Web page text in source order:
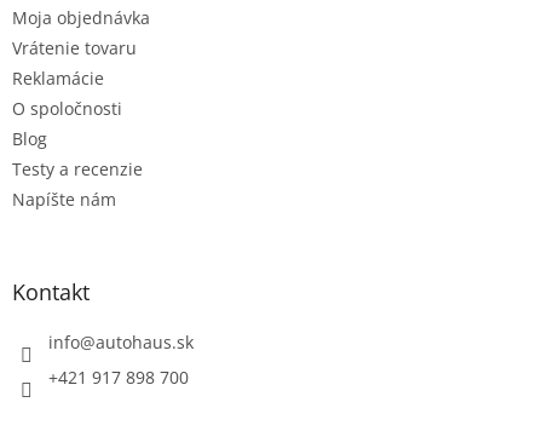
Moja objednávka
Vrátenie tovaru
Reklamácie
O spoločnosti
Blog
Testy a recenzie
Napíšte nám
Kontakt
info@autohaus.sk
+421 917 898 700